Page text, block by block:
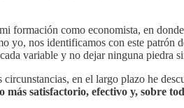
formación como economista, en
nos identificamos con este patrón
variable y no dejar ninguna piedra
en el largo plazo he
más satisfactorio, efectivo y, sobre